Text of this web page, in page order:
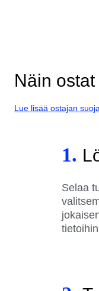
Näin ostat
Lue lisää ostajan
1.
Selaa